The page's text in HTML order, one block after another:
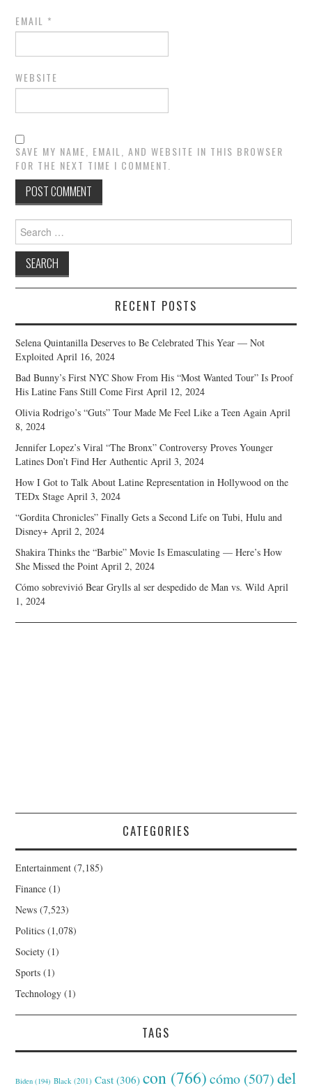
EMAIL *
WEBSITE
SAVE MY NAME, EMAIL, AND WEBSITE IN THIS BROWSER
FOR THE NEXT TIME I COMMENT.
Search
for:
RECENT POSTS
Selena Quintanilla Deserves to Be Celebrated This Year — Not
Exploited April 16, 2024
Bad Bunny’s First NYC Show From His “Most Wanted Tour” Is Proof
His Latine Fans Still Come First April 12, 2024
Olivia Rodrigo’s “Guts” Tour Made Me Feel Like a Teen Again April
8, 2024
Jennifer Lopez’s Viral “The Bronx” Controversy Proves Younger
Latines Don’t Find Her Authentic April 3, 2024
How I Got to Talk About Latine Representation in Hollywood on the
TEDx Stage April 3, 2024
“Gordita Chronicles” Finally Gets a Second Life on Tubi, Hulu and
Disney+ April 2, 2024
Shakira Thinks the “Barbie” Movie Is Emasculating — Here’s How
She Missed the Point April 2, 2024
Cómo sobrevivió Bear Grylls al ser despedido de Man vs. Wild April
1, 2024
CATEGORIES
Entertainment (7,185)
Finance (1)
News (7,523)
Politics (1,078)
Society (1)
Sports (1)
Technology (1)
TAGS
Biden (194) Black (201) Cast (306) con (766) cómo (507) del